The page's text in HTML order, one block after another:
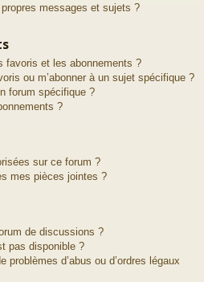
messages et sujets ?
favoris et les abonnements ?
ou m’abonner à un sujet spécifique ?
forum spécifique ?
?
sur ce forum ?
mes pièces jointes ?
de discussions ?
pas disponible ?
d’abus ou d’ordres légaux